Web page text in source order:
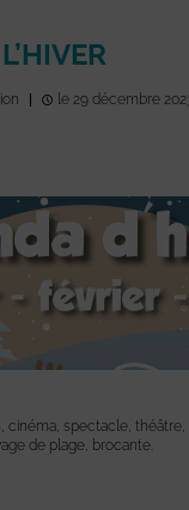
le 29 décembre
cinéma, spectacle,
de plage, brocante.